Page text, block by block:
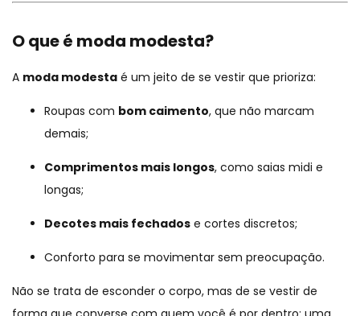
O que é moda modesta?
A moda modesta é um jeito de se vestir que prioriza:
Roupas com bom caimento, que não marcam
demais;
Comprimentos mais longos, como saias midi e
longas;
Decotes mais fechados e cortes discretos;
Conforto para se movimentar sem preocupação.
Não se trata de esconder o corpo, mas de se vestir de